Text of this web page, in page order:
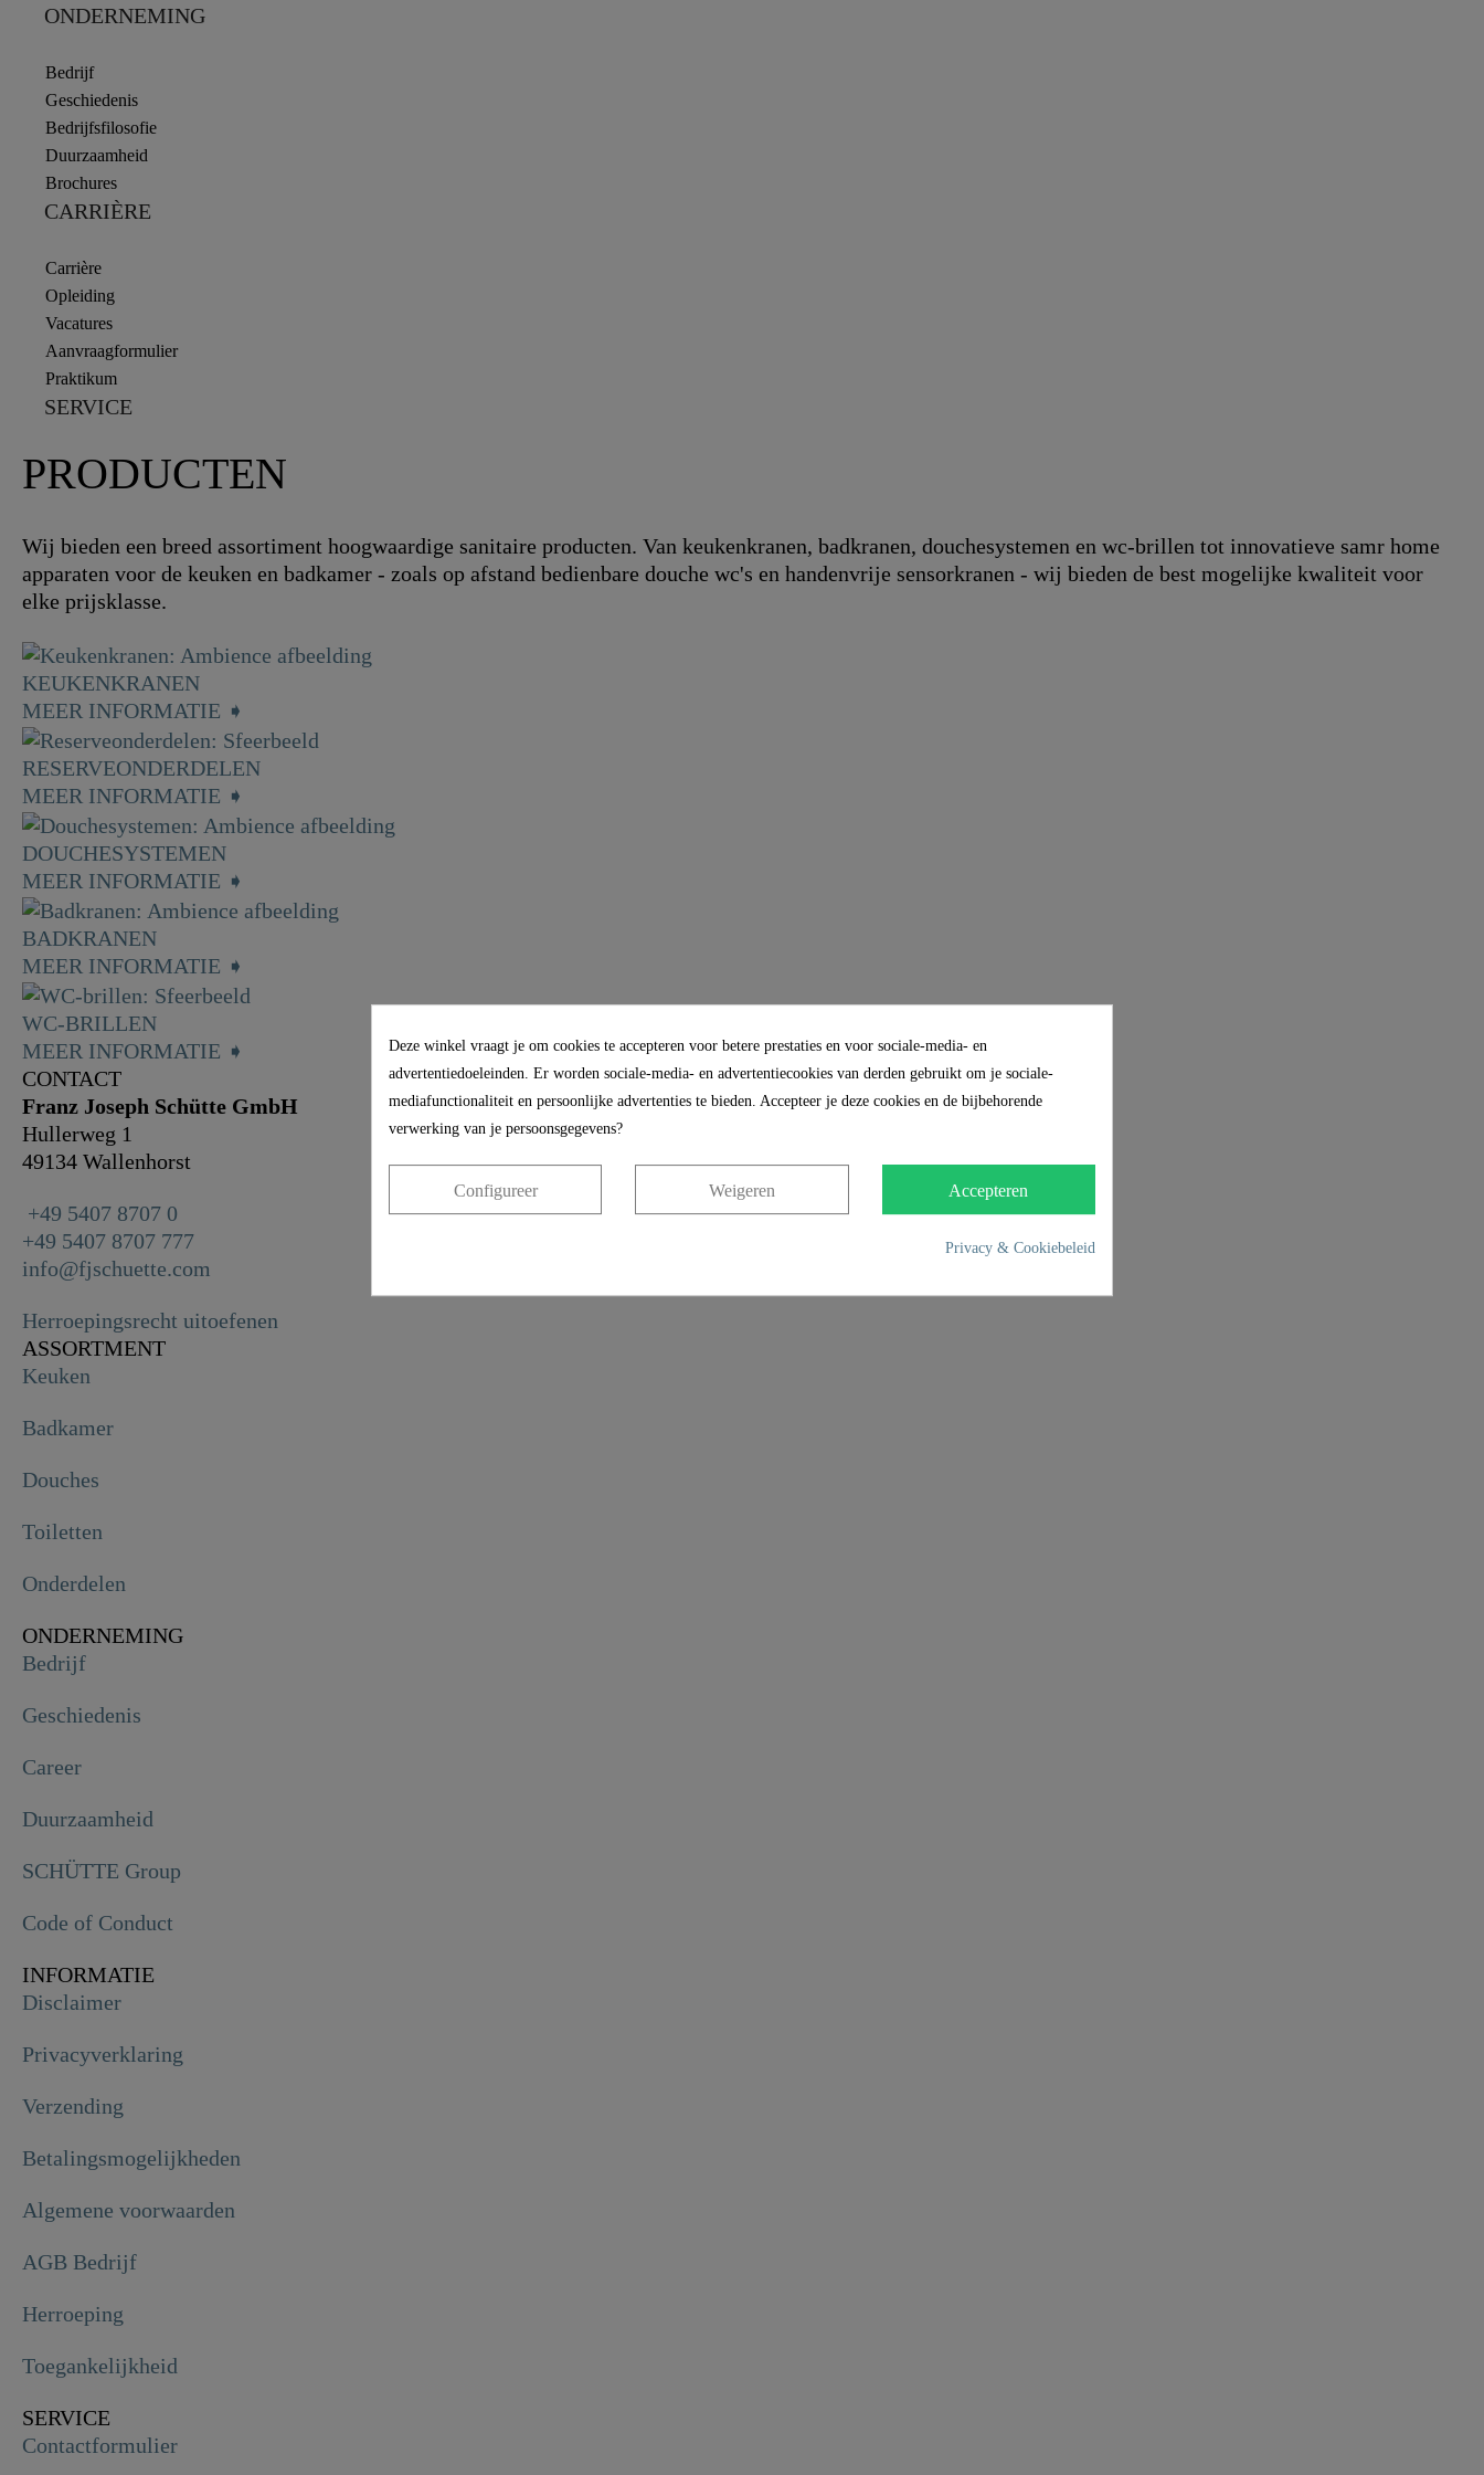
ONDERNEMING
Bedrijf
Geschiedenis
Bedrijfsfilosofie
Duurzaamheid
Brochures
CARRIÈRE
Carrière
Opleiding
Vacatures
Aanvraagformulier
Praktikum
SERVICE
PRODUCTEN
Wij bieden een breed assortiment hoogwaardige sanitaire producten. Van keukenkranen, badkranen, douchesystemen en wc-brillen tot innovatieve samr home
apparaten voor de keuken en badkamer - zoals op afstand bedienbare douche wc's en handenvrije sensorkranen - wij bieden de best mogelijke kwaliteit voor
elke prijsklasse.
KEUKENKRANEN
MEER INFORMATIE ➧
RESERVEONDERDELEN
MEER INFORMATIE ➧
DOUCHESYSTEMEN
MEER INFORMATIE ➧
BADKRANEN
MEER INFORMATIE ➧
WC-BRILLEN
MEER INFORMATIE ➧
CONTACT
Franz Joseph Schütte GmbH
Hullerweg 1
49134 Wallenhorst
+49 5407 8707 0
+49 5407 8707 777
info@fjschuette.com
Herroepingsrecht uitoefenen
ASSORTMENT
Keuken
Badkamer
Douches
Toiletten
Onderdelen
ONDERNEMING
Bedrijf
Geschiedenis
Career
Duurzaamheid
SCHÜTTE Group
Code of Conduct
INFORMATIE
Disclaimer
Privacyverklaring
Verzending
Betalingsmogelijkheden
Algemene voorwaarden
AGB Bedrijf
Herroeping
Toegankelijkheid
SERVICE
Contactformulier
Deze winkel vraagt je om cookies te accepteren voor betere prestaties en voor sociale-media- en
advertentiedoeleinden. Er worden sociale-media- en advertentiecookies van derden gebruikt om je sociale-
mediafunctionaliteit en persoonlijke advertenties te bieden. Accepteer je deze cookies en de bijbehorende
verwerking van je persoonsgegevens?
Configureer Weigeren Accepteren
Privacy & Cookiebeleid